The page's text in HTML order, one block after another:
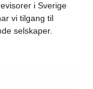
i Sverige
vi tilgang til
selskaper.